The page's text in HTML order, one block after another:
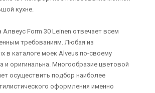
кухне.
Алвеус Form 30 Leinen отвечает всем
требованиям. Любая из
в каталоге моек Alveus по-своему
и оригинальна. Многообразие цветовой
осуществить подбор наиболее
оформления именно